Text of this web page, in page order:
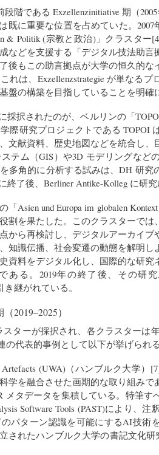
段階である Exzellenzinitiative 期（
既に重要な位置を占めていた。2007
& Politik (宗教と政治)」クラスター
などを支援する「デジタル技法助言
後もこの助言拠点が大学の恒久的な
れは、Exzellenzstrategie が単なる
盤の構築を目指していることを明確
採択されたのが、ベルリンの「
際研究プロジェクトである TOPOI
文献資料、歴史地図などを統合し、
テム（GIS）や3D モデリングなど
多角的に分析する試みは、DH 研究
終了後、Berliner Antike-Kolleg に研
「Asien und Europa im globalen
割を果たした。このクラスターでは
から再検討し、デジタルアーカイブ
知識伝播、社会変遷の動態を解明し
資料をデジタル化し、国際的な研究
ある。2019年の終了後、その研究
き継がれている。
2019–2025）
スターが採択され、各クラスターは
の代表的事例として以下が挙げられ
Artefacts (UWA)（ハンブルク大学）
学を融合させた画期的な取り組みで
メタデータを集積している。特筆す
Software Tools (PAST)により、
パターン認識を可能にするAI技術
されたハンブルク大学の書記文化